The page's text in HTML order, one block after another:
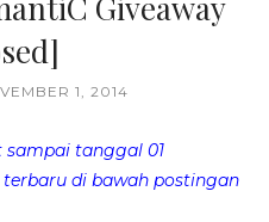
1, 2014
sampai tanggal 01
di bawah postingan